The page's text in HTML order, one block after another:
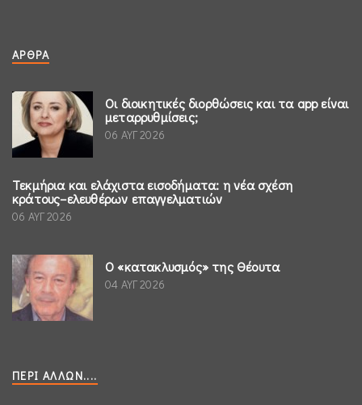
ΆΡΘΡΑ
Οι διοικητικές διορθώσεις και τα app είναι
μεταρρυθμίσεις;
06 ΑΥΓ 2026
Τεκμήρια και ελάχιστα εισοδήματα: η νέα σχέση
κράτους–ελευθέρων επαγγελματιών
06 ΑΥΓ 2026
Ο «κατακλυσμός» της Θέουτα
04 ΑΥΓ 2026
ΠΕΡΊ ΆΛΛΩΝ....